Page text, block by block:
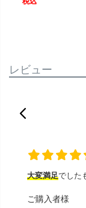
レビュー
大変満足でした
ご購入者様